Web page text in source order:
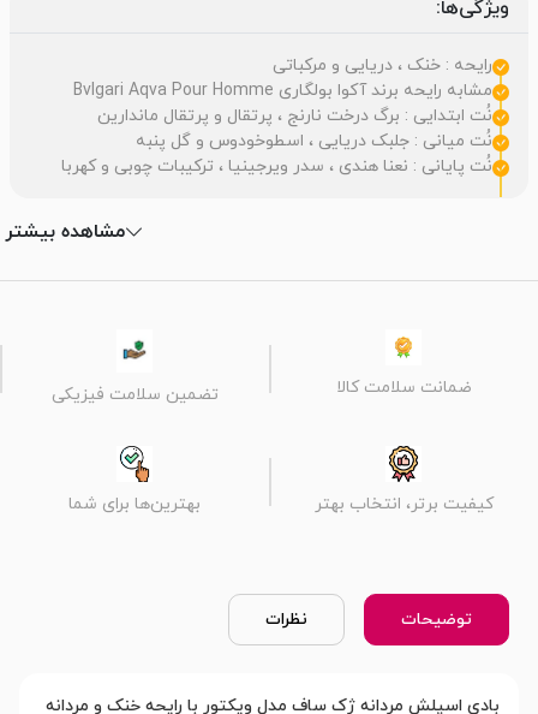
ویژگی‌ها:
رایحه : خنک ، دریایی و مرکباتی
مشابه رایحه برند آکوا بولگاری Bvlgari Aqva Pour Homme
نُت ابتدایی : برگ درخت نارنج ، پرتقال و پرتقال ماندارین
نُت میانی : جلبک دریایی ، اسطوخودوس و گل پنبه
نُت پایانی : نعنا هندی ، سدر ویرجینیا ، ترکیبات چوبی و کهربا
مشاهده بیشتر
ضمانت سلامت کالا تضمین سلامت فیزیکی
کیفیت برتر، انتخاب بهتر بهترین‌ها برای شما
توضیحات نظرات
بادی اسپلش مردانه ژک ساف مدل ویکتور با رایحه خنک و مردانه